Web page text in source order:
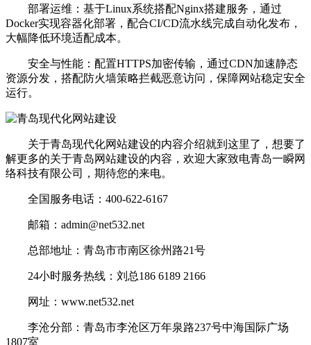
部署运维：基于Linux系统搭配Nginx搭建服务，通过
Docker实现容器化部署，配合CI/CD流水线完成自动化发布，
大幅降低环境适配成本。
安全与性能：配置HTTPS加密传输，通过CDN加速静态
资源分发，搭配防火墙策略拦截恶意访问，保障网站稳定安全
运行。
关于青岛现代化网站建设的内容介绍就到这里了，想要了
解更多的关于青岛网站建设的内容，欢迎大家致电青岛一瞬网
络科技有限公司，期待您的来电。
全国服务电话：400-622-6167
邮箱：admin@net532.net
总部地址：青岛市市南区徐州路21号
24小时服务热线：刘总186 6189 2166
网址：www.net532.net
李沧分部：青岛市李沧区万年泉路237号中海国际广场
1807室